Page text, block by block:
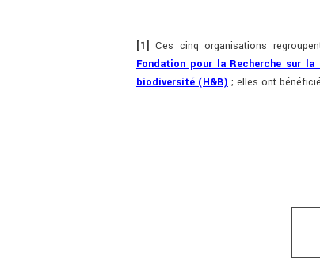
[1] Ces cinq organisations
Fondation pour la Recherche sur la
biodiversité (H&B) ; elles ont